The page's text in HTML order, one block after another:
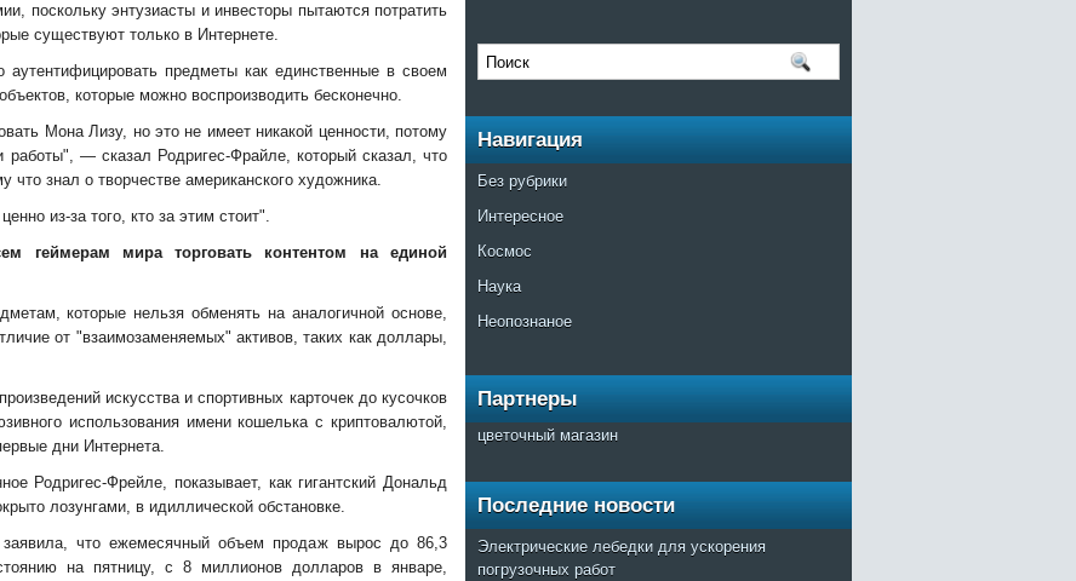
поскольку энтузиасты и инвесторы пытаются потратить
существуют только в Интернете.
аутентифицировать предметы как единственные в своем
которые можно воспроизводить бесконечно.
Мона Лизу, но это не имеет никакой ценности, потому
работы", — сказал Родригес-Фрайле, который сказал, что
знал о творчестве американского художника.
из-за того, кто за этим стоит".
геймерам мира торговать контентом на единой
которые нельзя обменять на аналогичной основе,
от "взаимозаменяемых" активов, таких как доллары,
искусства и спортивных карточек до кусочков
использования имени кошелька с криптовалютой,
дни Интернета.
Родригес-Фрейле, показывает, как гигантский Дональд
лозунгами, в идиллической обстановке.
что ежемесячный объем продаж вырос до 86,3
на пятницу, с 8 миллионов долларов в январе,
Навигация
Без рубрики
Интересное
Космос
Наука
Неопознаное
Партнеры
цветочный магазин
Последние новости
Электрические лебедки для ускорения
погрузочных работ